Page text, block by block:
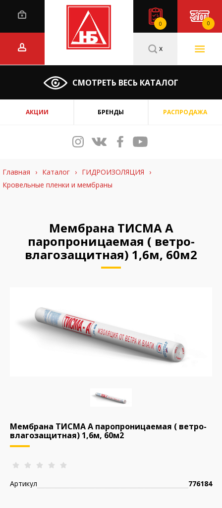
0 0
СМОТРЕТЬ ВЕСЬ КАТАЛОГ
x
АКЦИИ БРЕНДЫ РАСПРОДАЖА
Главная › Каталог › ГИДРОИЗОЛЯЦИЯ
›
Кровельные пленки и мембраны
Мембрана ТИСМА A
паропроницаемая ( ветро-
влагозащитная) 1,6м, 60м2
Мембрана ТИСМА A паропроницаемая ( ветро-
влагозащитная) 1,6м, 60м2
Артикул 776184